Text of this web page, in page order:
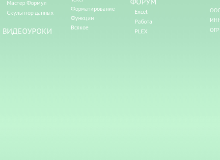
Мастер Формул
Скульптор данных
ВИДЕОУРОКИ
Форматирование
Функции
Всякое
Excel
Работа
PLEX